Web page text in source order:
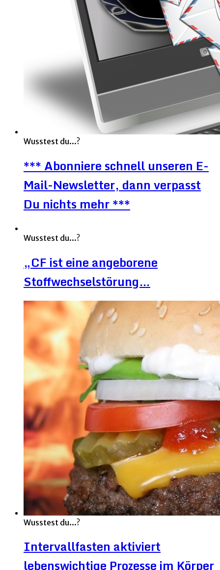
Wusstest du...?
*** Abonniere schnell unseren E-
Mail-Newsletter, dann verpasst
Du nichts mehr ***
Wusstest du...?
„CF ist eine angeborene
Stoffwechselstörung…
Wusstest du...?
Intervallfasten aktiviert
lebenswichtige Prozesse im Körper